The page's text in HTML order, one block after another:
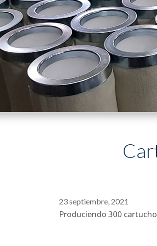
23 septiembre, 2021
Produciendo 300